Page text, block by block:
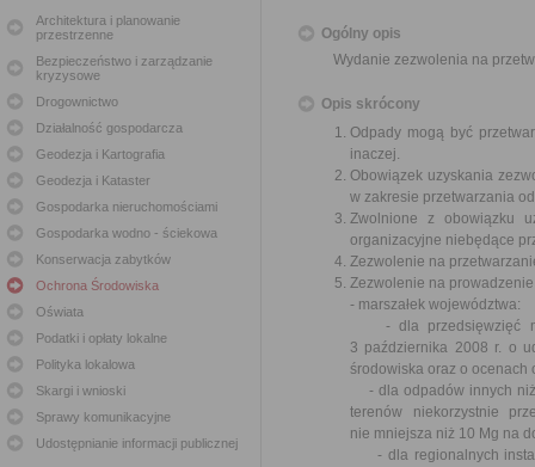
Architektura i planowanie
przestrzenne
Bezpieczeństwo i zarządzanie
kryzysowe
Drogownictwo
Działalność gospodarcza
Geodezja i Kartografia
Geodezja i Kataster
Gospodarka nieruchomościami
Gospodarka wodno - ściekowa
Konserwacja zabytków
Ochrona Środowiska
Oświata
Podatki i opłaty lokalne
Polityka lokalowa
Skargi i wnioski
Sprawy komunikacyjne
Udostępnianie informacji publicznej
Ogólny opis
Wydanie zezwolenia na
Opis skrócony
Odpady mogą być
inaczej.
Obowiązek uzyskania
w zakresie przetwarzania
Zwolnione z obowiązku
organizacyjne niebędące
Zezwolenie na
Zezwolenie na
- marszałek województwa:
- dla przedsięwzięć
3 października 2008 r. o
środowiska oraz o ocenach
- dla odpadów innych niż
terenów niekorzystnie
nie mniejsza niż 10 Mg na
- dla regionalnych